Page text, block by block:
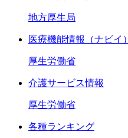
地方厚生局
医療機能情報（ナビイ）
厚生労働省
介護サービス情報
厚生労働省
各種ランキング